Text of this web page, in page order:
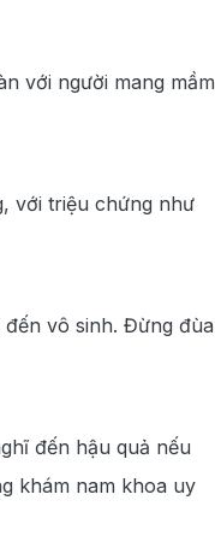
với người mang mầm
với triệu chứng như
vô sinh. Đừng đùa
đến hậu quả nếu
khám nam khoa uy